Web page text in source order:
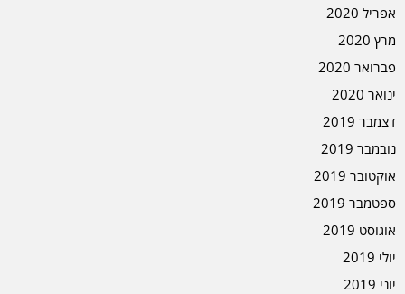
אפריל 2020
מרץ 2020
פברואר 2020
ינואר 2020
דצמבר 2019
נובמבר 2019
אוקטובר 2019
ספטמבר 2019
אוגוסט 2019
יולי 2019
יוני 2019